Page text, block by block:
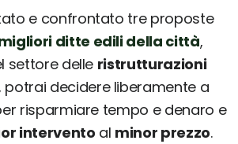
e confrontato tre proposte
ditte edili della città,
settore delle ristrutturazioni
potrai decidere liberamente a
risparmiare tempo e denaro e
intervento al minor prezzo.